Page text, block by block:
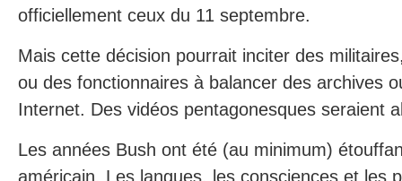
officiellement ceux du 11 septembre.
Mais cette décision pourrait inciter des
ou des fonctionnaires à balancer des archives
Internet. Des vidéos pentagonesques seraient
Les années Bush ont été (au minimum)
américain. Les langues, les consciences et les